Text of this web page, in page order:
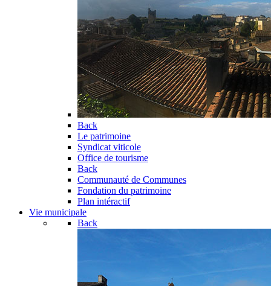
Back
Le patrimoine
Syndicat viticole
Office de tourisme
Back
Communauté de Communes
Fondation du patrimoine
Plan intéractif
Vie municipale
Back